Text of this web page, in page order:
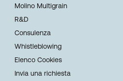
Molino Multigrain
R&D
Consulenza
Whistleblowing
Elenco Cookies
Invia una richiesta